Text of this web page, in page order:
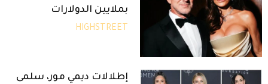
بملايين الدولارات
HIGHSTREET
إطلالات ديمي مور، سلمى